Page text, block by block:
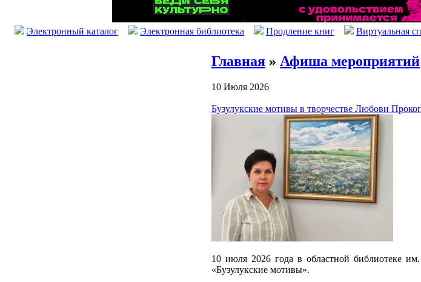
Электронный каталог Электронная библиотека Продление книг Виртуальная
Главная » Афиша мероприятий
10 Июля 2026
Бузулукские мотивы в творчестве Любови
10 июля 2026 года в областной библиотеке
«Бузулукские мотивы».